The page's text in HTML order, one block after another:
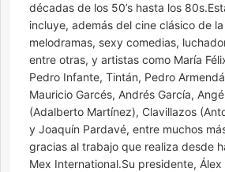
décadas de los 50’s hasta los
incluye, además del cine clásico de
melodramas, sexy comedias,
entre otras, y artistas como María
Pedro Infante, Tintán, Pedro
Mauricio Garcés, Andrés García,
(Adalberto Martínez), Clavillazos
y Joaquín Pardavé, entre muchos
gracias al trabajo que realiza desde
Mex International.Su presidente,